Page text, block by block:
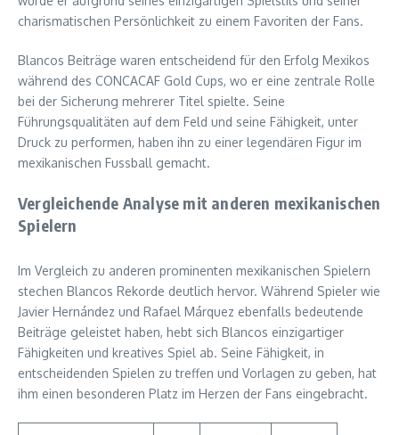
charismatischen Persönlichkeit zu einem Favoriten der Fans.
Blancos Beiträge waren entscheidend für den Erfolg Mexikos
während des CONCACAF Gold Cups, wo er eine zentrale Rolle
bei der Sicherung mehrerer Titel spielte. Seine
Führungsqualitäten auf dem Feld und seine Fähigkeit, unter
Druck zu performen, haben ihn zu einer legendären Figur im
mexikanischen Fussball gemacht.
Vergleichende Analyse mit anderen mexikanischen
Spielern
Im Vergleich zu anderen prominenten mexikanischen Spielern
stechen Blancos Rekorde deutlich hervor. Während Spieler wie
Javier Hernández und Rafael Márquez ebenfalls bedeutende
Beiträge geleistet haben, hebt sich Blancos einzigartiger
Fähigkeiten und kreatives Spiel ab. Seine Fähigkeit, in
entscheidenden Spielen zu treffen und Vorlagen zu geben, hat
ihm einen besonderen Platz im Herzen der Fans eingebracht.